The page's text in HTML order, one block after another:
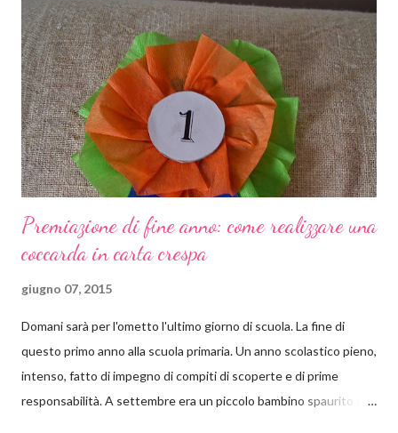
e come saranno articolati i prossimi post. Partirò dagli elementi
(sole, luna e stelle, vento, acqua, fuoco, terra) come pretesto per
lavoretti, giochi e letture. Il Cantico ci terrà compagnia per un
bel po' di settimane, ma vedrete quante cose e quanti progetti
salteranno...
Premiazione di fine anno: come realizzare una
coccarda in carta crespa
giugno 07, 2015
Domani sarà per l'ometto l'ultimo giorno di scuola. La fine di
questo primo anno alla scuola primaria. Un anno scolastico pieno,
intenso, fatto di impegno di compiti di scoperte e di prime
responsabilità. A settembre era un piccolo bambino spaurito con